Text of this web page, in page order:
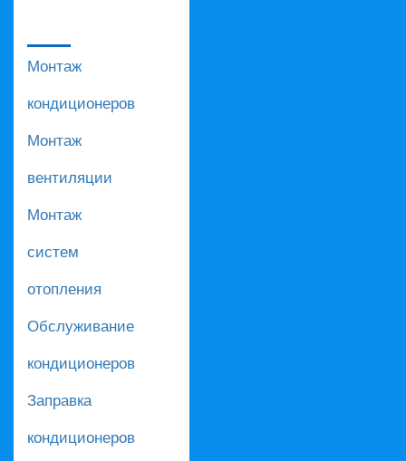
Монтаж
кондиционеров
Монтаж
вентиляции
Монтаж
систем
отопления
Обслуживание
кондиционеров
Заправка
кондиционеров